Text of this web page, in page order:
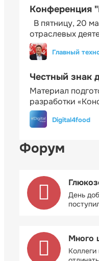
Конференция
В пятницу, 20
отраслевых
Главный
Честный знак
Материал
разработки
Digital4food
Форум
День
Много